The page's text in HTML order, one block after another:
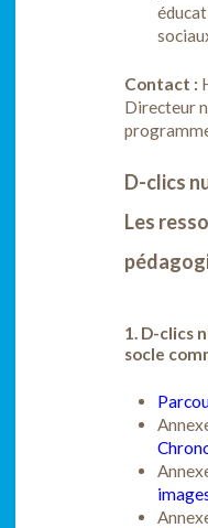
Contact :
Directeur
D-clics
Les
1. D-clics
socle